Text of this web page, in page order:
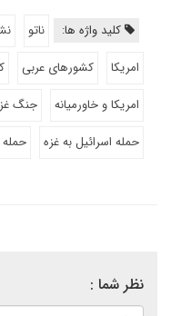
کلید واژه ها: ناتو
امریکا
کشورهای عربی
امریکا و خاورمیانه
جنگ
حمله اسرائیل به غزه
حمله
نظر شما :